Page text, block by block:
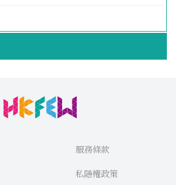
服務條款
私隱權政策